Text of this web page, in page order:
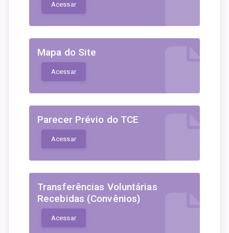
Acessar
Mapa do Site
Acessar
Parecer Prévio do TCE
Acessar
Transferências Voluntárias
Recebidas (Convênios)
Acessar